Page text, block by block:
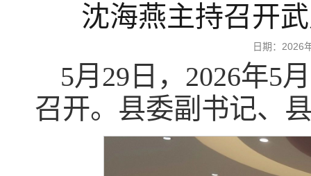
沈海燕主持召开
日期：
5月29日，2026年5
召开。县委副书记、